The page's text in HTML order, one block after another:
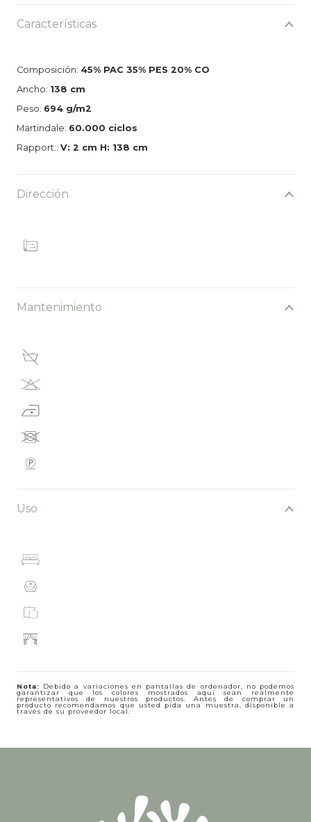
Características
Composición: 45% PAC 35% PES 20% CO
Ancho: 138 cm
Peso: 694 g/m2
Martindale: 60.000 ciclos
Rapport:: V: 2 cm H: 138 cm
Dirección
Mantenimiento
Uso
Nota: Debido a variaciones en pantallas de ordenador, no podemos
garantizar que los colores mostrados aquí sean realmente
representativos de nuestros productos. Antes de comprar un
producto recomendamos que usted pida una muestra, disponible a
través de su proveedor local.